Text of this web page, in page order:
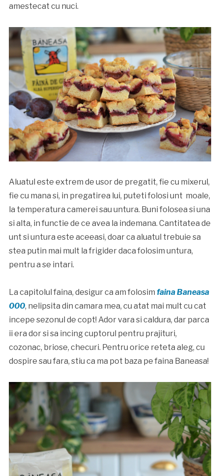
amestecat cu nuci.
Aluatul este extrem de usor de pregatit, fie cu mixerul,
fie cu mana si, in pregatirea lui, puteti folosi unt moale,
la temperatura camerei sau untura. Buni folosea si una
si alta, in functie de ce avea la indemana. Cantitatea de
unt si untura este aceeasi, doar ca aluatul trebuie sa
stea putin mai mult la frigider daca folosim untura,
pentru a se intari.
La capitolul faina, desigur ca am folosim faina Baneasa
000, nelipsita din camara mea, cu atat mai mult cu cat
incepe sezonul de copt! Ador vara si caldura, dar parca
ii era dor si sa incing cuptorul pentru prajituri,
cozonac, briose, checuri. Pentru orice reteta aleg, cu
dospire sau fara, stiu ca ma pot baza pe faina Baneasa!